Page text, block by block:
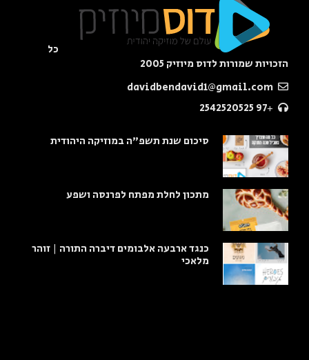
כל
הזכויות שמורות לדוס מיוזיק 2005
+97 2542520525
סיכום שנת תשפ"ה במוזיקה היהודית
מתכון לחלת מפתח לפרנסה ושפע
כנגד ארבעה אלבומים דיברה התורה | זוהר
מלאכי